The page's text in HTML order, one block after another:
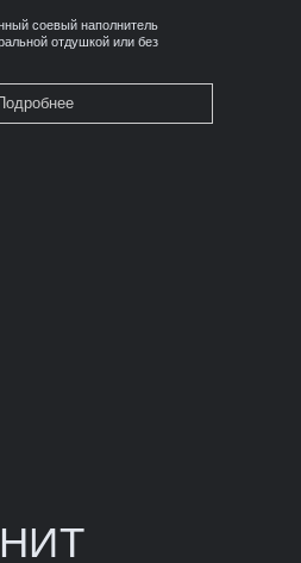
соевый наполнитель
отдушкой или без